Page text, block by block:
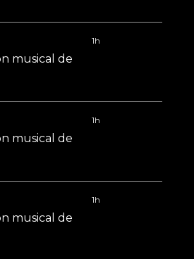
musical de
1h
musical de
1h
musical de
1h